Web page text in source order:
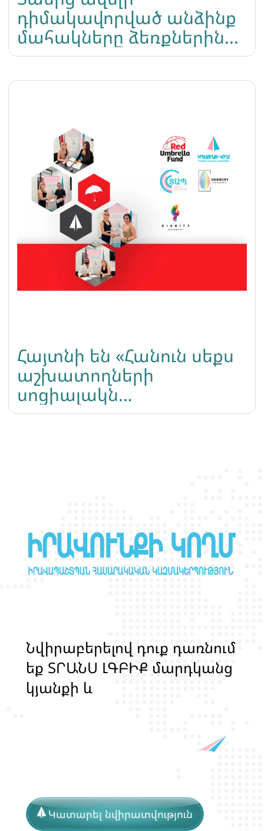
դիմակավորված անձինք
մահակները ձեռքներին
հարձակվել են տրանս
կնոջ վրա
Հայտնի են «Հանուն սեքս
աշխատողների
սոցիալակն
ներառության»
Նվիրաբերելով դոք դառնոմ
եք ՏՐԱՆՍ ԼԳԲԻՔ մարդկանց
կյանքի և
Կատարել նվիրատվություն